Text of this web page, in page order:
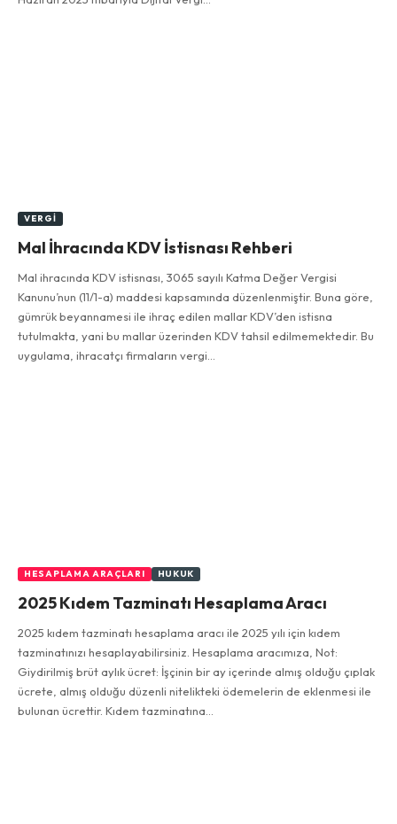
VERGI
Mal İhracında KDV İstisnası Rehberi
Mal ihracında KDV istisnası, 3065 sayılı Katma Değer Vergisi
Kanunu’nun (11/1-a) maddesi kapsamında düzenlenmiştir. Buna göre,
gümrük beyannamesi ile ihraç edilen mallar KDV’den istisna
tutulmakta, yani bu mallar üzerinden KDV tahsil edilmemektedir. Bu
uygulama, ihracatçı firmaların vergi…
HESAPLAMA ARAÇLARI HUKUK
2025 Kıdem Tazminatı Hesaplama Aracı
2025 kıdem tazminatı hesaplama aracı ile 2025 yılı için kıdem
tazminatınızı hesaplayabilirsiniz. Hesaplama aracımıza, Not:
Giydirilmiş brüt aylık ücret: İşçinin bir ay içerinde almış olduğu çıplak
ücrete, almış olduğu düzenli nitelikteki ödemelerin de eklenmesi ile
bulunan ücrettir. Kıdem tazminatına…